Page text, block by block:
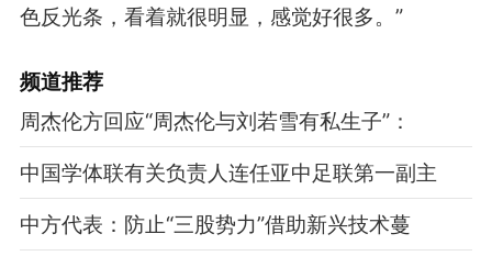
色反光条，看着就很明显，感觉好很多。”
频道推荐
周杰伦方回应“周杰伦与刘若雪有私生子”：
中国学体联有关负责人连任亚中足联第一副主
中方代表：防止“三股势力”借助新兴技术蔓